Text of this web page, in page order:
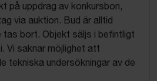
på uppdrag av konkursbon,
via auktion. Bud är alltid
tas bort. Objekt säljs i befintligt
Vi saknar möjlighet att
tekniska undersökningar av de